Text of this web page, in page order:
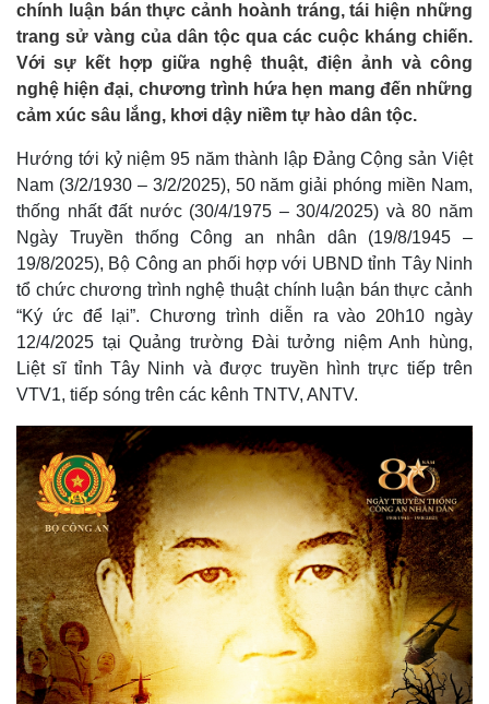
chính luận bán thực cảnh hoành tráng, tái hiện những
trang sử vàng của dân tộc qua các cuộc kháng chiến.
Với sự kết hợp giữa nghệ thuật, điện ảnh và công
nghệ hiện đại, chương trình hứa hẹn mang đến những
cảm xúc sâu lắng, khơi dậy niềm tự hào dân tộc.
Hướng tới kỷ niệm 95 năm thành lập Đảng Cộng sản Việt
Nam (3/2/1930 – 3/2/2025), 50 năm giải phóng miền Nam,
thống nhất đất nước (30/4/1975 – 30/4/2025) và 80 năm
Ngày Truyền thống Công an nhân dân (19/8/1945 –
19/8/2025), Bộ Công an phối hợp với UBND tỉnh Tây Ninh
tổ chức chương trình nghệ thuật chính luận bán thực cảnh
“Ký ức để lại”. Chương trình diễn ra vào 20h10 ngày
12/4/2025 tại Quảng trường Đài tưởng niệm Anh hùng,
Liệt sĩ tỉnh Tây Ninh và được truyền hình trực tiếp trên
VTV1, tiếp sóng trên các kênh TNTV, ANTV.